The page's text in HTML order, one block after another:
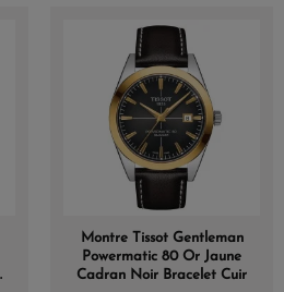
Montre Tissot Gentleman
Powermatic 80 Or Jaune
Cadran Noir Bracelet Cuir